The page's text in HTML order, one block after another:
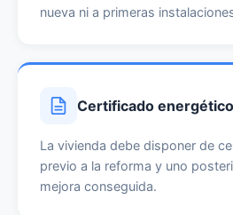
nueva ni a primeras
Certificado
La vivienda debe disponer de
previo a la reforma y uno
mejora conseguida.